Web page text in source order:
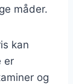
måder.
kan
er
og